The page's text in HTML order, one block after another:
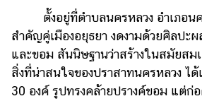
ตั้งอยู่ที่ตำบลนครหลวง อำเภอนค
สำคัญคู่เมืองอยุธยา งดงามด้วยศิลปะ
และขอม สันนิษฐานว่าสร้างในสมัยสมเ
สิ่งที่น่าสนใจของปราสาทนครหลวง ไ
30 องค์ รูปทรงคล้ายปรางค์ขอม แต่ก่